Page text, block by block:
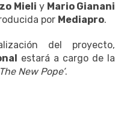
Mieli y Mario Gianani
por Mediapro.
del proyecto,
estará a cargo de la
New Pope’.